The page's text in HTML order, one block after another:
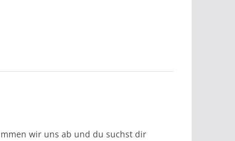
wir uns ab und du suchst dir